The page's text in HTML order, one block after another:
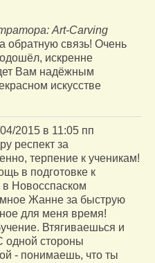
Art-Carving
обратную связь! Очень
искренне
Вам надёжным
искусстве
2015 в 11:05 пп
респект за
терпение к ученикам!
в подготовке к
Новосспаском
Жанне за быструю
для меня время!
Втягиваешься и
одной стороны
- понимаешь, что ты